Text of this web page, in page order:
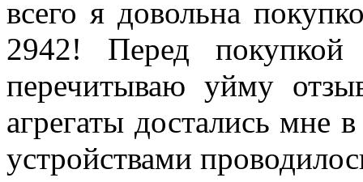
всего я довольна
2942! Перед
перечитываю уйму
агрегаты достались мне
устройствами